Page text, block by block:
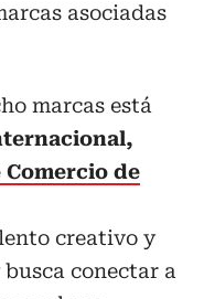
asociadas
marcas está
Comercio de
creativo y
conectar a